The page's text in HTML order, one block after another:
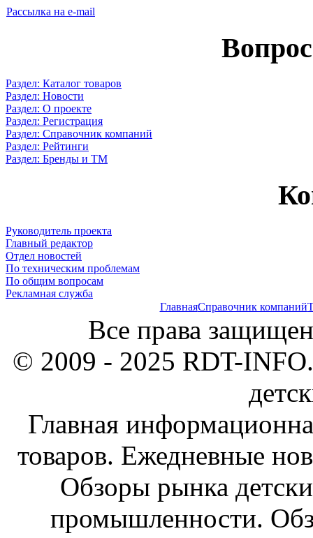
Рассылка на e-mail
Раздел: Каталог товаров
Раздел: Новости
Раздел: О проекте
Раздел: Регистрация
Раздел: Справочник компаний
Раздел: Рейтинги
Раздел: Бренды и ТМ
Руководитель проекта
Главный редактор
Отдел новостей
По техническим проблемам
По общим вопросам
Рекламная служба
ГлавнаяСправочник компаний
Все права
© 2009 - 2025 RDT-
Главная
товаров. Ежедневные
Обзоры рынка
промышленности.